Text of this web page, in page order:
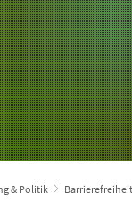
& Politik Barrierefreiheit